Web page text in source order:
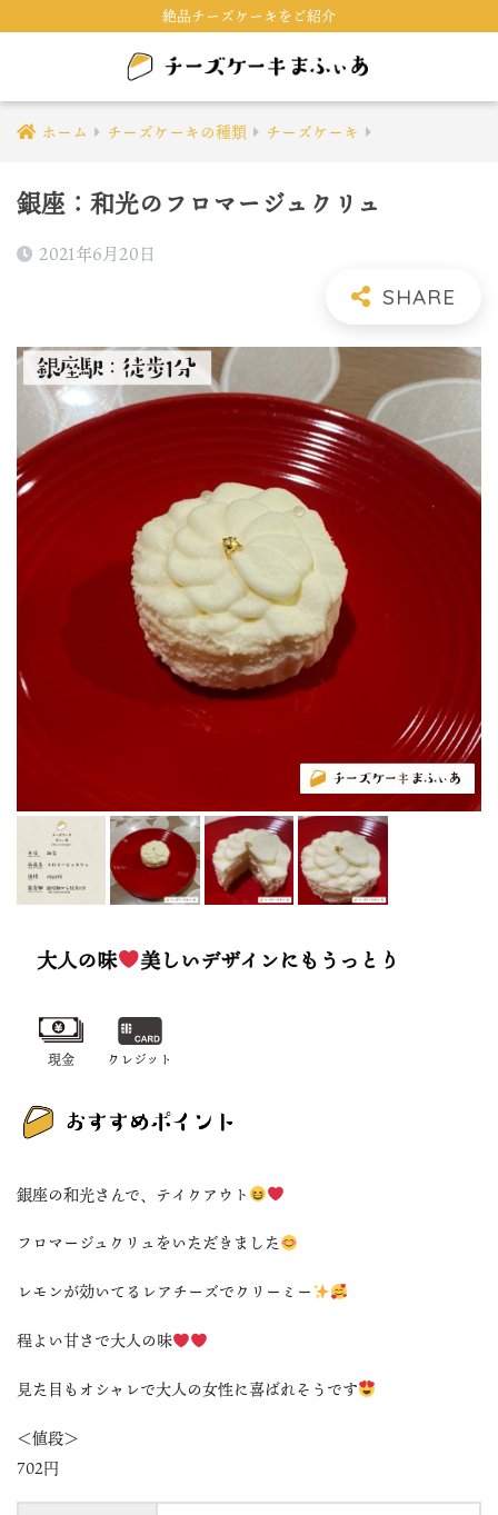
絶品チーズケーキをご紹介
ホーム チーズケーキの種類 チーズケーキ
銀座：和光のフロマージュクリュ
2021年6月20日
大人の味 美しいデザインにもうっとり
現金 クレジット
銀座の和光さんで、テイクアウト
フロマージュクリュをいただきました
レモンが効いてるレアチーズでクリーミー
程よい甘さで大人の味
見た目もオシャレで大人の女性に喜ばれそうです
＜値段＞
702円